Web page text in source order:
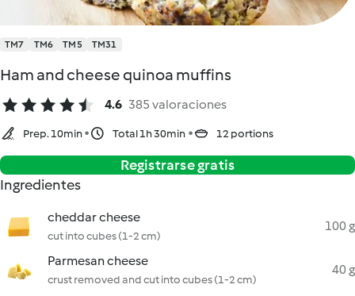
TM7 TM6 TM5 TM31
Ham and cheese quinoa muffins
4.6 385 valoraciones
Prep. 10min Total 1h 30min 12 portions
Registrarse gratis
Ingredientes
cheddar cheese
cut into cubes (1-2 cm)
100 g
Parmesan cheese
crust removed and cut into cubes (1-2 cm)
40 g